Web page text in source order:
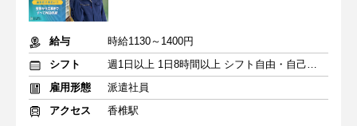
給与
時給1130～1400円
シフト
週1日以上 1日8時間以上 シフト自由・自己申告
雇用形態
派遣社員
アクセス
香椎駅